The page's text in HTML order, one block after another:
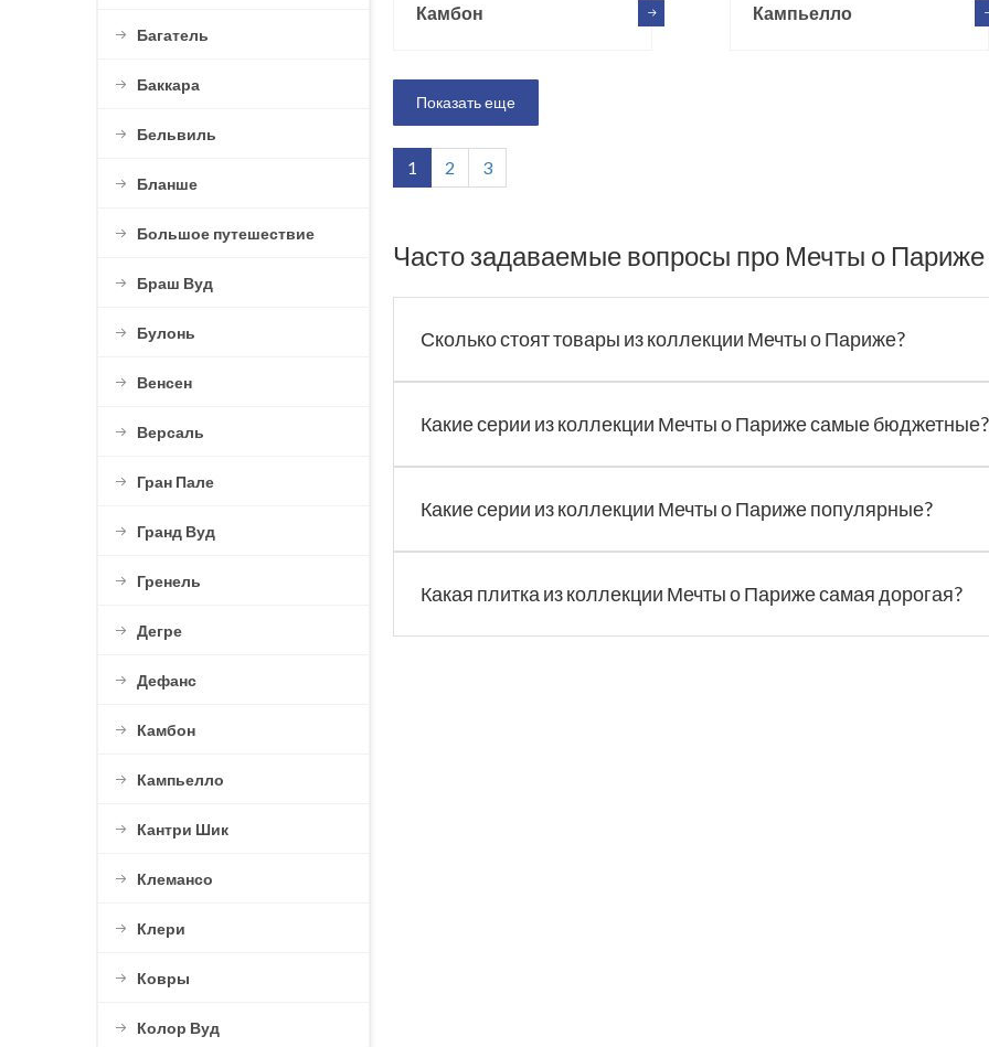
Багатель
Баккара
Бельвиль
Бланше
Большое путешествие
Браш Вуд
Булонь
Венсен
Версаль
Гран Пале
Гранд Вуд
Гренель
Дегре
Дефанс
Камбон
Кампьелло
Кантри Шик
Клемансо
Клери
Ковры
Колор Вуд
Камбон Кампьелло
Показать еще
1 2 3
Часто задаваемые вопросы про Мечты о Париже
Сколько стоят товары из коллекции Мечты о Париже?
Какие серии из коллекции Мечты о Париже самые бюджетные?
Какие серии из коллекции Мечты о Париже популярные?
Какая плитка из коллекции Мечты о Париже самая дорогая?